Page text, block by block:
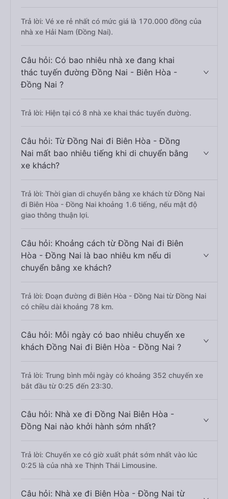
Trả lời: Vé xe rẻ nhất có mức giá là 170.000 đồng của
nhà xe Hải Nam (Đồng Nai).
Câu hỏi: Có bao nhiêu nhà xe đang khai
thác tuyến đường Đồng Nai - Biên Hòa -
Đồng Nai ?
Trả lời: Hiện tại có 8 nhà xe khai thác tuyến đường.
Câu hỏi: Từ Đồng Nai đi Biên Hòa - Đồng
Nai mất bao nhiêu tiếng khi di chuyển bằng
xe khách?
Trả lời: Thời gian di chuyển bằng xe khách từ Đồng Nai
đi Biên Hòa - Đồng Nai khoảng 1.6 tiếng, nếu mật độ
giao thông thuận lợi.
Câu hỏi: Khoảng cách từ Đồng Nai đi Biên
Hòa - Đồng Nai là bao nhiêu km nếu di
chuyển bằng xe khách?
Trả lời: Đoạn đường đi Biên Hòa - Đồng Nai từ Đồng Nai
có chiều dài khoảng 78 km.
Câu hỏi: Mỗi ngày có bao nhiêu chuyến xe
khách Đồng Nai đi Biên Hòa - Đồng Nai ?
Trả lời: Trung bình mỗi ngày có khoảng 352 chuyến xe
bắt đầu từ 0:25 đến 23:30.
Câu hỏi: Nhà xe đi Đồng Nai Biên Hòa -
Đồng Nai nào khởi hành sớm nhất?
Trả lời: Chuyến xe có giờ xuất phát sớm nhất vào lúc
0:25 là của nhà xe Thịnh Thái Limousine.
Câu hỏi: Nhà xe đi Biên Hòa - Đồng Nai từ